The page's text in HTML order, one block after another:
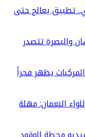
تطبيق يعالج حتى
وميسان والبصرة تتصدر
يظهر فجراً
النعمان: مهلة